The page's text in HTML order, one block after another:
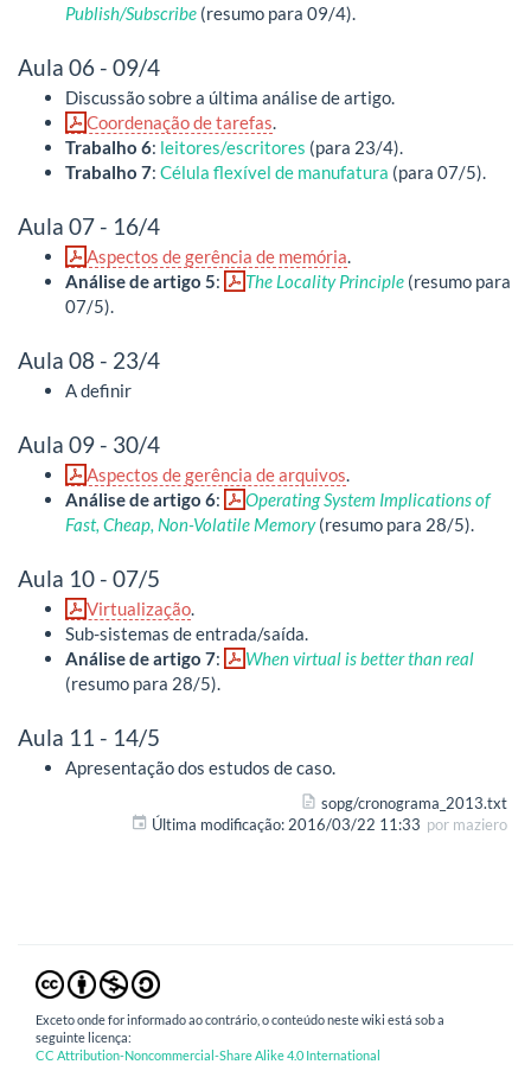
Publish/Subscribe (resumo para 09/4).
Aula 06 - 09/4
Discussão sobre a última análise de artigo.
Coordenação de tarefas.
Trabalho 6: leitores/escritores (para 23/4).
Trabalho 7: Célula flexível de manufatura (para 07/5).
Aula 07 - 16/4
Aspectos de gerência de memória.
Análise de artigo 5: The Locality Principle (resumo para
07/5).
Aula 08 - 23/4
A definir
Aula 09 - 30/4
Aspectos de gerência de arquivos.
Análise de artigo 6:
Operating System Implications of
Fast, Cheap, Non-Volatile Memory(resumo para 28/5).
Aula 10 - 07/5
Virtualização.
Sub-sistemas de entrada/saída.
Análise de artigo 7:
When virtual is better than real
(resumo para 28/5).
Aula 11 - 14/5
Apresentação dos estudos de caso.
sopg/cronograma_2013.txt
Última modificação: 2016/03/22 11:33 por maziero
Exceto onde for informado ao contrário, o conteúdo neste wiki está sob a
seguinte licença:
CC Attribution-Noncommercial-Share Alike 4.0 International